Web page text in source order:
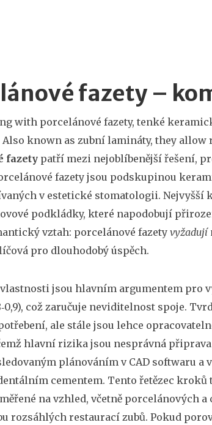
fazety –
with porcelánové fazety, tenké
Also known as zubní lamináty, they allow
fazety patří mezi nejoblíbenější řešení,
fazety jsou podskupinou
v estetické stomatologii. Nejvyšší
podkládky, které napodobují
vztah: porcelánové fazety vyžadují
pro dlouhodobý úspěch.
jsou hlavním argumentem pro
což zaručuje neviditelnost spoje.
ale stále jsou lehce
hlavní rizika jsou nesprávná
plánováním v CAD softwaru a
cementem. Tento řetězec
na vzhled, včetně porcelánových
rozsáhlých restaurací zubů. Pokud